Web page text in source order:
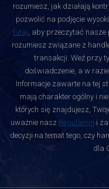
rozumiesz, jak działają
pozwolić na podjęcie
tutaj, aby przeczytać nasze
rozumiesz związane z
transakcji. Weź przy
doświadczenie, a w
Informacje zawarte na tej
mają charakter ogólny i
których się znajdujesz,
uważnie nasz Regulamin i
decyzji na temat tego, czy
dla